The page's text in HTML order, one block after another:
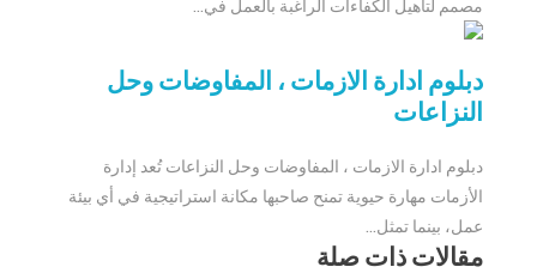
مصمم لتأهيل الكفاءات الراغبة بالعمل في...
دبلوم ادارة الازمات ، المفاوضات وحل
النزاعات
دبلوم ادارة الازمات ، المفاوضات وحل النزاعات تُعد إدارة
الأزمات مهارة حيوية تمنح صاحبها مكانة استراتيجية في أي بيئة
عمل، بينما تمثل...
مقالات ذات صلة